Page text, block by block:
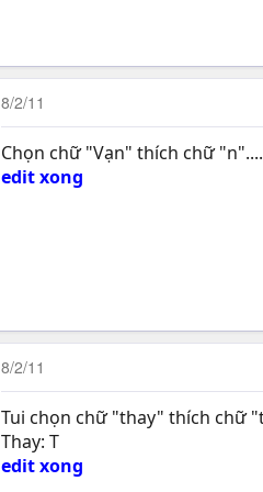
8/2/11
Chọn chữ "Vạn" thích chữ
edit xong
8/2/11
Tui chọn chữ "thay" thích chữ
Thay: T
edit xong